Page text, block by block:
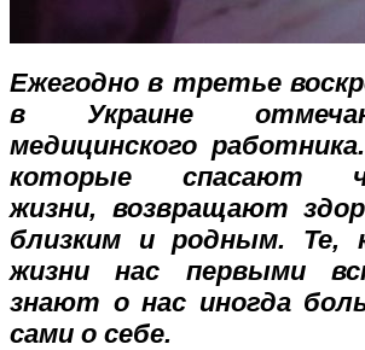
Ежегодно в третье
в Украине
медицинского
которые спасают
жизни, возвращают
близким и родным. Те,
жизни нас первыми
знают о нас иногда
сами о себе.